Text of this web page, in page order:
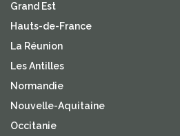
Grand Est
Hauts-de-France
La Réunion
Les Antilles
Normandie
Nouvelle-Aquitaine
Occitanie